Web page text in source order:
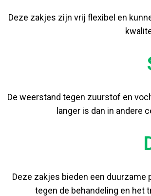
Deze zakjes zijn vrij flexibel en
De weerstand tegen zuurstof en
langer is dan in andere
Deze zakjes bieden een
tegen de behandeling en het